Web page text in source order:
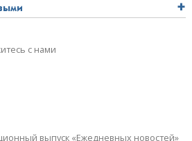
с нами
выпуск «Ежедневных новостей»